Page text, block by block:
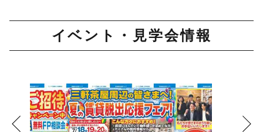
イベント・見学会情報